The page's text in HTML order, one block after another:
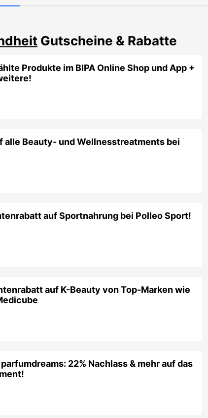
Gutscheine & Rabatte
Produkte im BIPA Online Shop und App +
alle Beauty- und Wellnesstreatments bei
auf Sportnahrung bei Polleo Sport!
auf K-Beauty von Top-Marken wie
22% Nachlass & mehr auf das